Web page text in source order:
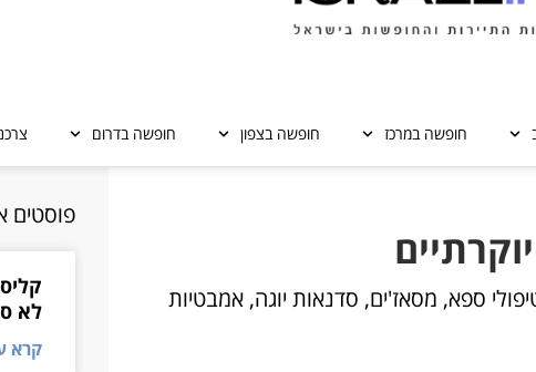
חופשה במרכז חופשה בצפון חופשה בדרום
ספא, מסאז'ים, סדנאות יוגה, אמבטיות
פוסטים
לא
קרא